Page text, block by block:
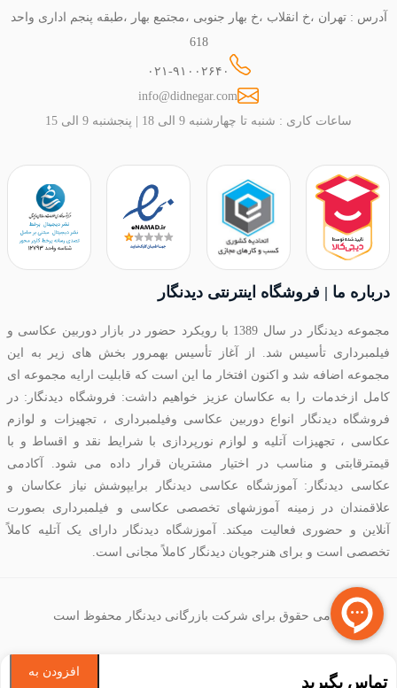
تماس بگیرید
افزودن به
آدرس : تهران ،خ انقلاب ،خ بهار جنوبی ،مجتمع بهار ،طبقه پنجم اداری واحد
618
۰۲۱-۹۱۰۰۲۶۴۰
info@didnegar.com
ساعات کاری : شنبه تا چهارشنبه 9 الی 18 | پنجشنبه 9 الی 15
درباره ما | فروشگاه اینترنتی دیدنگار
مجموعه دیدنگار در سال 1389 با رویکرد حضور در بازار دوربین عکاسی و
فیلمبرداری تأسیس شد. از آغاز تأسیس بهمرور بخش های زیر به این
مجموعه اضافه شد و اکنون افتخار ما این است که قابلیت ارایه مجموعه ای
کامل ازخدمات را به عکاسان عزیز خواهیم داشت: فروشگاه دیدنگار: در
فروشگاه دیدنگار انواع دوربین عکاسی وفیلمبرداری ، تجهیزات و لوازم
عکاسی ، تجهیزات آتلیه و لوازم نورپردازی با شرایط نقد و اقساط و با
قیمترقابتی و مناسب در اختیار مشتریان قرار داده می شود. آکادمی
عکاسی دیدنگار: آموزشگاه عکاسی دیدنگار برایپوشش نیاز عکاسان و
علاقمندان در زمینه آموزشهای تخصصی عکاسی و فیلمبرداری بصورت
آنلاین و حضوری فعالیت میکند. آموزشگاه دیدنگار دارای یک آتلیه کاملاً
تخصصی است و برای هنرجویان دیدنگار کاملاً مجانی است.
تمامی حقوق برای شرکت بازرگانی دیدنگار محفوظ است